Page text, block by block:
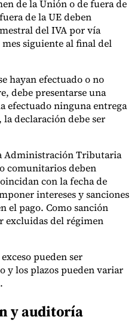
de la Unión o de fuera de
de la UE deben
del IVA por vía
siguiente al final del
hayan efectuado o no
debe presentarse una
efectuado ninguna entrega
declaración debe ser
Administración Tributaria
comunitarios deben
con la fecha de
intereses y sanciones
el pago. Como sanción
excluidas del régimen
pueden ser
y los plazos pueden variar
y auditoría